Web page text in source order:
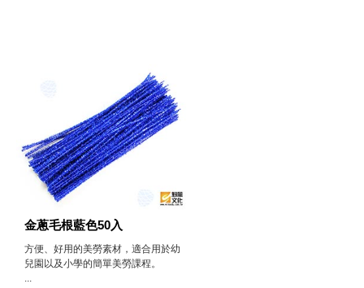
金蔥毛根藍色50入
方便、好用的美勞素材，適合用於幼
兒園以及小學的簡單美勞課程。
...